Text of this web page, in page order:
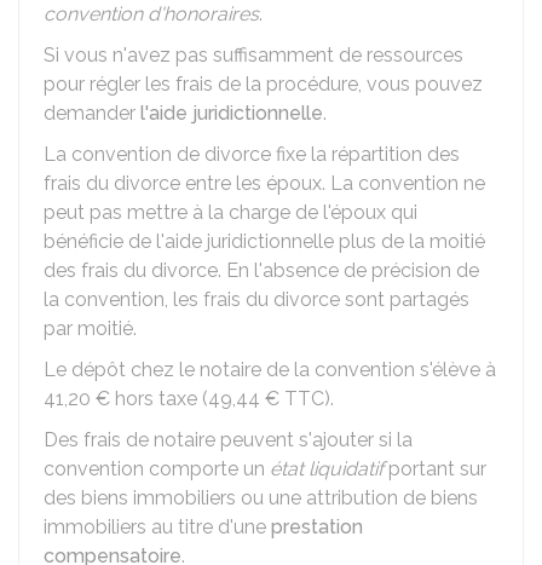
convention d'honoraires.
Si vous n'avez pas suffisamment de ressources
pour régler les frais de la procédure, vous pouvez
demander l'aide juridictionnelle.
La convention de divorce fixe la répartition des
frais du divorce entre les époux. La convention ne
peut pas mettre à la charge de l'époux qui
bénéficie de l'aide juridictionnelle plus de la moitié
des frais du divorce. En l'absence de précision de
la convention, les frais du divorce sont partagés
par moitié.
Le dépôt chez le notaire de la convention s'élève à
41,20 € hors taxe (49,44 € TTC).
Des frais de notaire peuvent s'ajouter si la
convention comporte un état liquidatifportant sur
des biens immobiliers ou une attribution de biens
immobiliers au titre d'une prestation
compensatoire.